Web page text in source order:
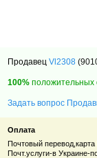
ПродавецVl2308
100% положительных
Задать вопрос
Оплата
Почтовый перевод,карта
Почт.услуги-в Украине-